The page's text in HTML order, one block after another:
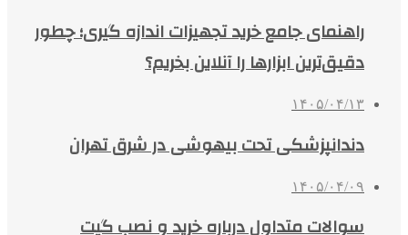
راهنمای جامع خرید تجهیزات اندازه گیری؛ چطور
دقیق‌ترین ابزارها را آنلاین بخریم؟
۱۴۰۵/۰۴/۱۳
دندانپزشکی تحت بیهوشی در شرق تهران
۱۴۰۵/۰۴/۰۹
سوالات متداول درباره خرید و نصب گیت